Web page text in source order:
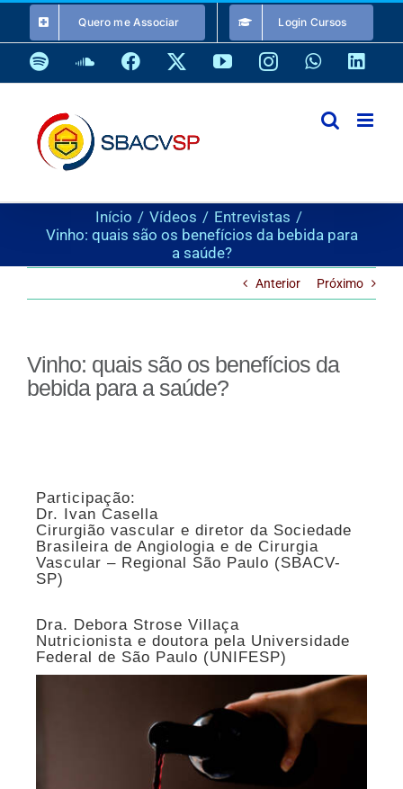
o
conteúdo
Quero me Associar Login Cursos
SpotifySoundCloud
Facebook YouTubeInstagramWhatsApp
Início Vídeos
Entrevistas
Vinho: quais são os benefícios da bebida para
a saúde?
Anterior Próximo
Vinho: quais são os benefícios da
bebida para a saúde?
Participação:
Dr. Ivan Casella
Cirurgião vascular e diretor da Sociedade
Brasileira de Angiologia e de Cirurgia
Vascular – Regional São Paulo (SBACV-
SP)
Dra. Debora Strose Villaça
Nutricionista e doutora pela Universidade
Federal de São Paulo (UNIFESP)